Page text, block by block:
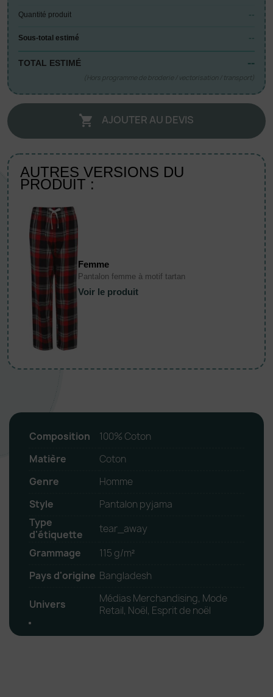
Quantité produit --
Sous-total estimé --
TOTAL ESTIMÉ --
(Hors programme de broderie / vectorisation / transport)
 AJOUTER AU DEVIS
AUTRES VERSIONS DU
PRODUIT :
Femme
Pantalon femme à motif tartan
Voir le produit
Composition
100% Coton
Matière
Coton
Genre
Homme
Style
Pantalon pyjama
Type
d'étiquette
tear_away
Grammage
115 g/m²
Pays d'origine Bangladesh
Univers
Médias Merchandising, Mode
Retail, Noël, Esprit de noël